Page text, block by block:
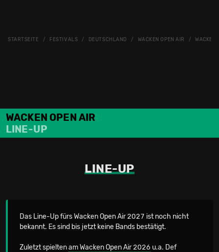
STARTSEITE FESTIVALS DEUTSCHLAND WACKEN OPEN AIR WACKEN
WACKEN OPEN AIR
LINE-UP
LINE-UP
Das Line-Up fürs Wacken Open Air 2027 ist noch nicht
bekannt. Es sind bis jetzt keine Bands bestätigt.
Zuletzt spieltenam Wacken Open Air 2026 u.a. Def